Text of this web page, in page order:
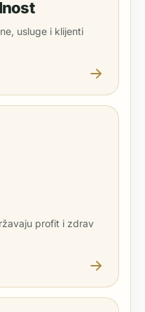
usluge i klijenti
profit i zdrav